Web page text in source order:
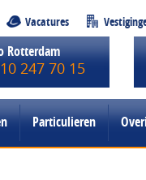
Vacatures
Rotterdam
247 70 15
Particulieren